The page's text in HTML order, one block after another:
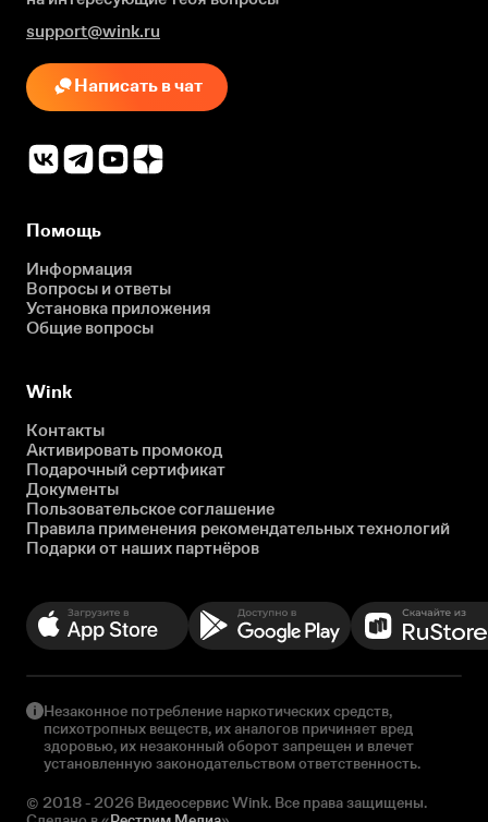
support@wink.ru
Написать в чат
Помощь
Информация
Вопросы и ответы
Установка приложения
Общие вопросы
Wink
Контакты
Активировать промокод
Подарочный сертификат
Документы
Пользовательское соглашение
Правила применения рекомендательных технологий
Подарки от наших партнёров
Незаконное потребление наркотических средств,
психотропных веществ, их аналогов причиняет вред
здоровью, их незаконный оборот запрещен и влечет
установленную законодательством ответственность.
© 2018 - 2026 Видеосервис Wink. Все права защищены.